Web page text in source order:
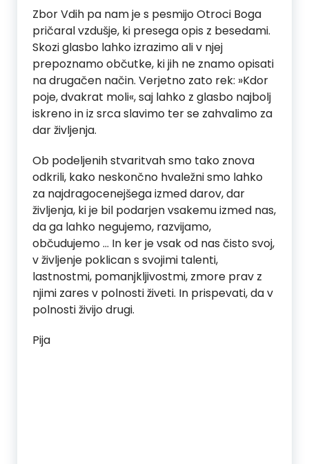
Zbor Vdih pa nam je s pesmijo Otroci Boga
pričaral vzdušje, ki presega opis z besedami.
Skozi glasbo lahko izrazimo ali v njej
prepoznamo občutke, ki jih ne znamo opisati
na drugačen način. Verjetno zato rek: »Kdor
poje, dvakrat moli«, saj lahko z glasbo najbolj
iskreno in iz srca slavimo ter se zahvalimo za
dar življenja.
Ob podeljenih stvaritvah smo tako znova
odkrili, kako neskončno hvaležni smo lahko
za najdragocenejšega izmed darov, dar
življenja, ki je bil podarjen vsakemu izmed nas,
da ga lahko negujemo, razvijamo,
občudujemo … In ker je vsak od nas čisto svoj,
v življenje poklican s svojimi talenti,
lastnostmi, pomanjkljivostmi, zmore prav z
njimi zares v polnosti živeti. In prispevati, da v
polnosti živijo drugi.
Pija